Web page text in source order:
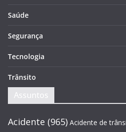
Saúde
Segurança
Tecnologia
Trânsito
Assuntos
Acidente (965) Acidente de